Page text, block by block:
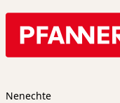
Nenechte